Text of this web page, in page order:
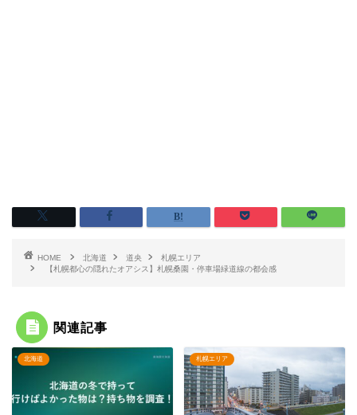
HOME 北海道 道央
札幌エリア
【札幌都心の隠れたオアシス】札幌桑園・停車場緑道線の都会感
関連記事
北海道 札幌エリア